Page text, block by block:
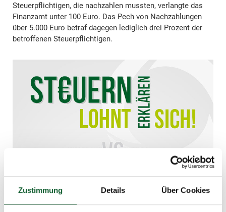
Zustimmung Details Über Cookies
Steuerpflichtigen, die nachzahlen mussten, verlangte das
Finanzamt unter 100 Euro. Das Pech von Nachzahlungen
über 5.000 Euro betraf dagegen lediglich drei Prozent der
betroffenen Steuerpflichtigen.